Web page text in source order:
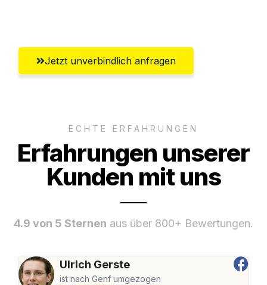
Jetzt unverbindlich anfragen
ECHTE ERFAHRUNGEN
Erfahrungen unserer
Kunden mit uns
4.9 von 5 Sternen aus über 800+ Bewertungen.
Ulrich Gerste
ist nach Genf umgezogen